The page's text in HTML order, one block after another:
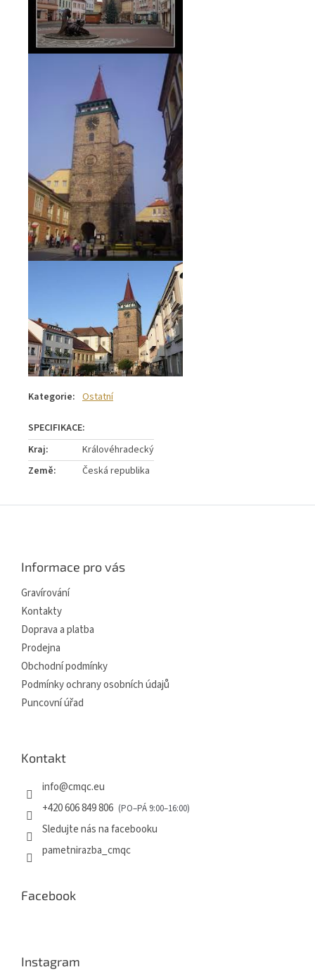
Kategorie: Ostatní
Kraj:
Královéhradecký
Země: Česká republika
Informace pro vás
Gravírování
Kontakty
Doprava a platba
Prodejna
Obchodní podmínky
Podmínky ochrany osobních údajů
Puncovní úřad
Kontakt
info@cmqc.eu
+420 606 849 806
Sledujte nás na facebooku
pametnirazba_cmqc
Facebook
Instagram